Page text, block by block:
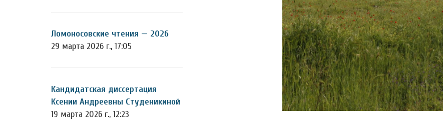
Ломоносовские чтения — 2026
29 марта 2026 г., 17:05
Кандидатская диссертация
Ксении Андреевны Студеникиной
19 марта 2026 г., 12:23